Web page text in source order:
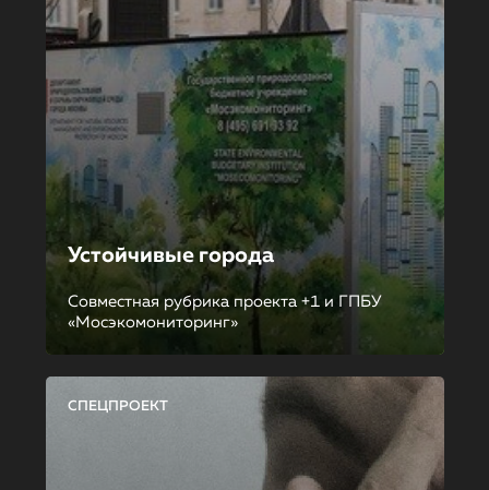
Устойчивые города
Совместная рубрика проекта +1 и ГПБУ
«Мосэкомониторинг»
СПЕЦПРОЕКТ